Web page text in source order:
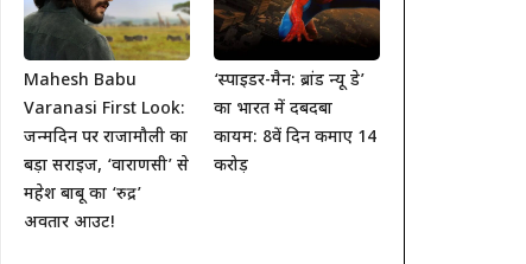
Mahesh Babu
Varanasi First Look:
जन्मदिन पर राजामौली का
बड़ा सरप्राइज, ‘वाराणसी’ से
महेश बाबू का ‘रुद्र’
अवतार आउट!
‘स्पाइडर-मैन: ब्रांड न्यू डे’
का भारत में दबदबा
कायम: 8वें दिन कमाए 14
करोड़